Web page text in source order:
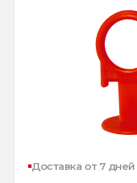
Доставка от 7 дней